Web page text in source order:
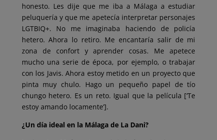
honesto. Les dije que me iba a Málaga a estudiar
peluquería y que me apetecía interpretar personajes
LGTBIQ+. No me imaginaba haciendo de policía
hetero. Ahora lo retiro. Me encantaría salir de mi
zona de confort y aprender cosas. Me apetece
mucho una serie de época, por ejemplo, o trabajar
con los Javis. Ahora estoy metido en un proyecto que
pinta muy chulo. Hago un pequeño papel de tío
chungo hetero. Es un reto. Igual que la película [‘Te
estoy amando locamente’].
¿Un día ideal en la Málaga de La Dani?